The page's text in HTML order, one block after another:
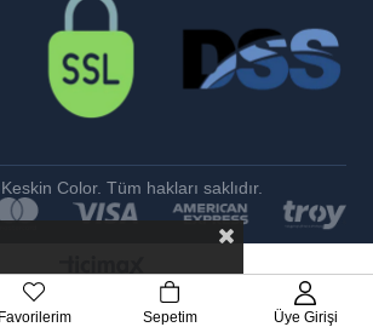
Color. Tüm hakları saklıdır.
Favorilerim Sepetim Üye Girişi